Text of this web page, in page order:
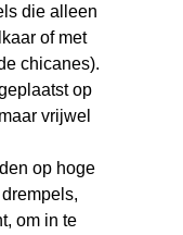
die alleen
of met
chicanes).
op
vrijwel
op hoge
om in te